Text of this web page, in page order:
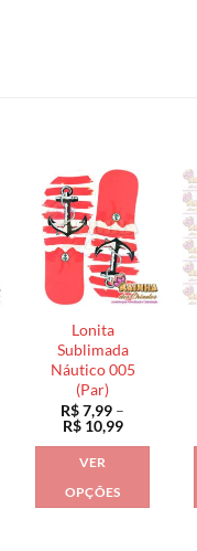
Lonita
Sublimada
Náutico 005
(Par)
R$7,99 –
R$10,99Faixa
VER
OPÇÕES